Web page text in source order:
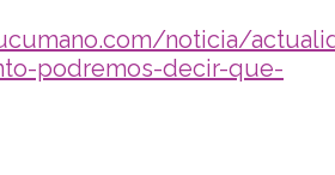
noticia/
podremos-decir-que-